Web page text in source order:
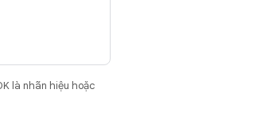
là nhãn hiệu hoặc